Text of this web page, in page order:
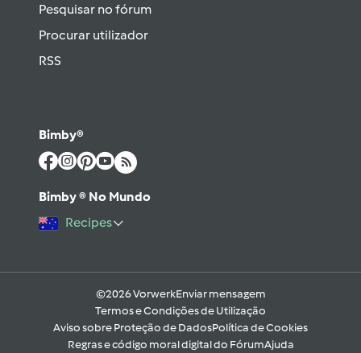
Pesquisar no fórum
Procurar utilizador
RSS
Bimby®
Bimby ® No Mundo
Recipes
©2026 VorwerkEnviar mensagem
Termos e Condições de Utilização
Aviso sobre Proteção de DadosPolítica de Cookies
Regras e código moral digital do FórumAjuda